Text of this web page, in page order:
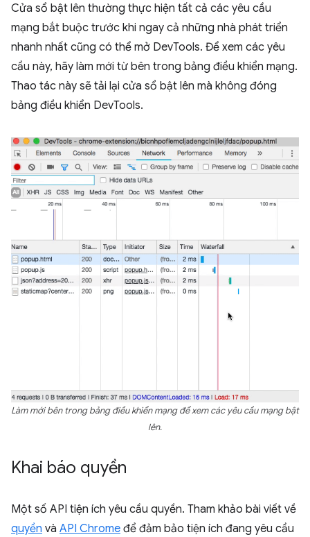
Cửa sổ bật lên thường thực hiện tất cả các yêu cầu
mạng bắt buộc trước khi ngay cả những nhà phát triển
nhanh nhất cũng có thể mở DevTools. Để xem các yêu
cầu này, hãy làm mới từ bên trong bảng điều khiển mạng.
Thao tác này sẽ tải lại cửa sổ bật lên mà không đóng
bảng điều khiển DevTools.
Làm mới bên trong bảng điều khiển mạng để xem các yêu cầu mạng bật
lên.
Khai báo quyền
Một số API tiện ích yêu cầu quyền. Tham khảo bài viết về
quyền và API Chrome để đảm bảo tiện ích đang yêu cầu